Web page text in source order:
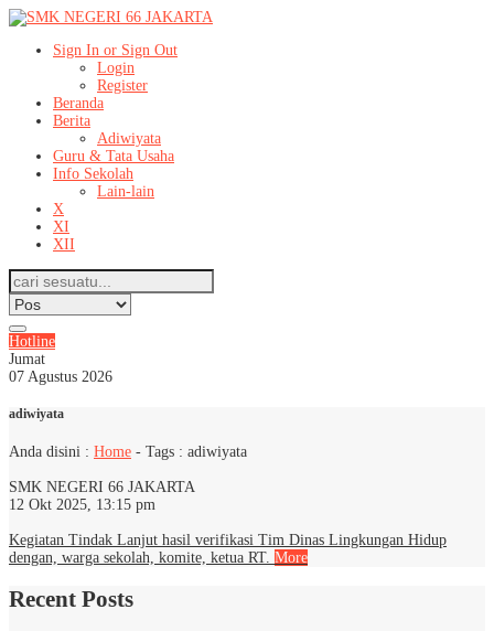
Sign In or Sign Out
Login
Register
Beranda
Berita
Adiwiyata
Guru & Tata Usaha
Info Sekolah
Lain-lain
X
XI
XII
Hotline
Jumat
07 Agustus 2026
adiwiyata
Anda disini : Home - Tags : adiwiyata
SMK NEGERI 66 JAKARTA
12 Okt 2025, 13:15 pm
Kegiatan Tindak Lanjut hasil verifikasi Tim Dinas Lingkungan Hidup
dengan, warga sekolah, komite, ketua RT. More
Recent Posts